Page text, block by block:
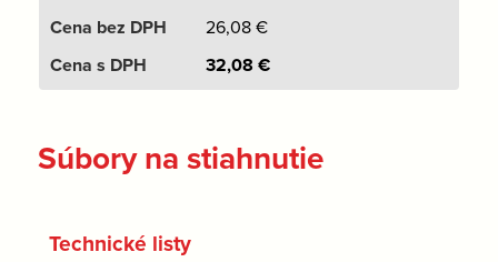
26,08€
32,08 €
Súbory na stiahnutie
Technické listy